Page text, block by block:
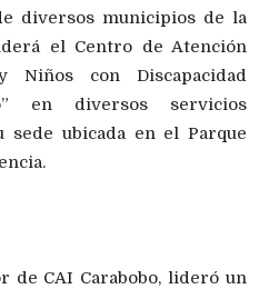
diversos municipios de la
el Centro de Atención
con Discapacidad
en diversos servicios
ubicada en el Parque
de CAI Carabobo, lideró un